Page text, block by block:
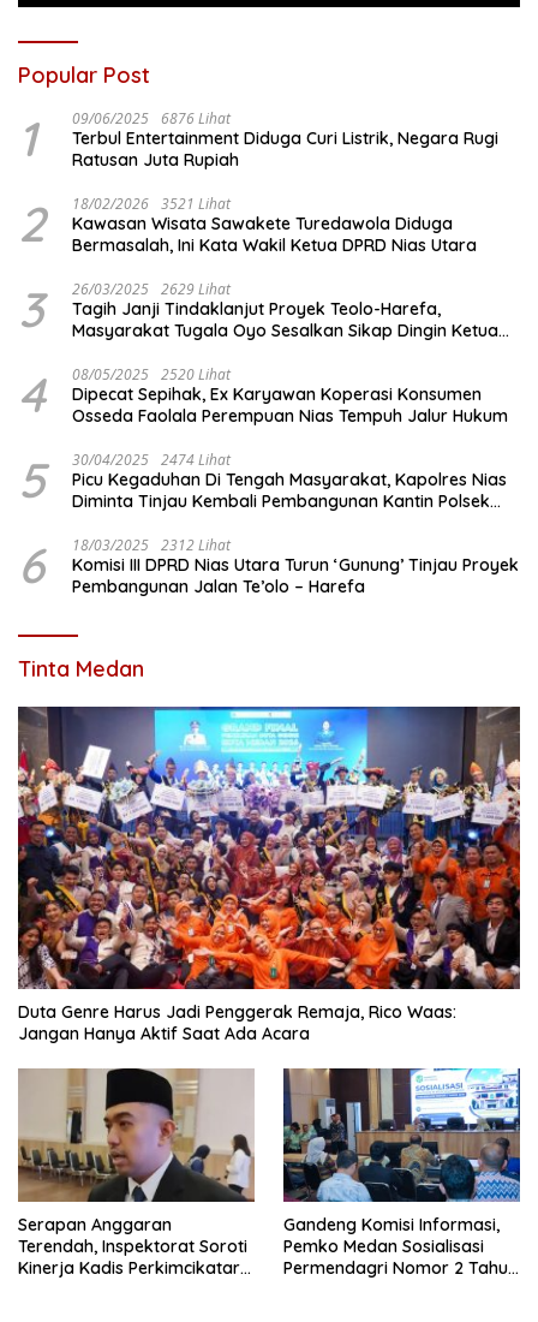
Popular Post
1 09/06/2025 6876 Lihat
Terbul Entertainment Diduga Curi Listrik, Negara Rugi
Ratusan Juta Rupiah
2 18/02/2026 3521 Lihat
Kawasan Wisata Sawakete Turedawola Diduga
Bermasalah, Ini Kata Wakil Ketua DPRD Nias Utara
3 26/03/2025 2629 Lihat
Tagih Janji Tindaklanjut Proyek Teolo-Harefa,
Masyarakat Tugala Oyo Sesalkan Sikap Dingin Ketua
4 08/05/2025 2520 Lihat
Dipecat Sepihak, Ex Karyawan Koperasi Konsumen
Osseda Faolala Perempuan Nias Tempuh Jalur Hukum
5 30/04/2025 2474 Lihat
Picu Kegaduhan Di Tengah Masyarakat, Kapolres Nias
Diminta Tinjau Kembali Pembangunan Kantin Polsek
6 18/03/2025 2312 Lihat
Komisi III DPRD Nias Utara Turun ‘Gunung’ Tinjau Proyek
Pembangunan Jalan Te’olo – Harefa
Tinta Medan
Duta Genre Harus Jadi Penggerak Remaja, Rico Waas:
Jangan Hanya Aktif Saat Ada Acara
Serapan Anggaran
Terendah, Inspektorat Soroti
Kinerja Kadis Perkimcikataru
Gandeng Komisi Informasi,
Pemko Medan Sosialisasi
Permendagri Nomor 2 Tahun